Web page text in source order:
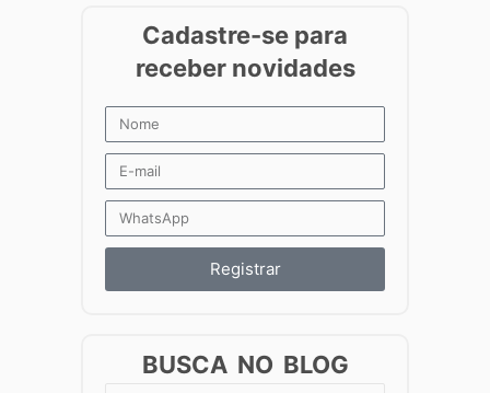
Registrar
BUSCA NO BLOG